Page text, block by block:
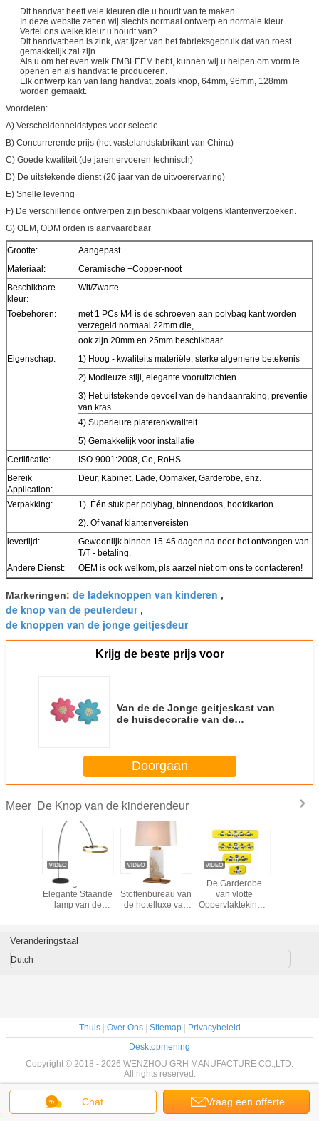
Dit handvat heeft vele kleuren die u houdt van te maken.
In deze website zetten wij slechts normaal ontwerp en normale kleur.
Vertel ons welke kleur u houdt van?
Dit handvatbeen is zink, wat ijzer van het fabrieksgebruik dat van roest
gemakkelijk zal zijn.
Als u om het even welk EMBLEEM hebt, kunnen wij u helpen om vorm te
openen en als handvat te produceren.
Elk ontwerp kan van lang handvat, zoals knop, 64mm, 96mm, 128mm
worden gemaakt.
Voordelen:
A) Verscheidenheidstypes voor selectie
B) Concurrerende prijs (het vastelandsfabrikant van China)
C) Goede kwaliteit (de jaren ervoeren technisch)
D) De uitstekende dienst (20 jaar van de uitvoerervaring)
E) Snelle levering
F) De verschillende ontwerpen zijn beschikbaar volgens klantenverzoeken.
G) OEM, ODM orden is aanvaardbaar
Grootte:
Aangepast
Materiaal:
Ceramische +Copper-noot
Beschikbare
kleur:
Wit/Zwarte
Toebehoren:
met 1 PCs M4 is de schroeven aan polybag kant worden
verzegeld normaal 22mm die,
ook zijn 20mm en 25mm beschikbaar
Eigenschap:
1) Hoog - kwaliteits materiële, sterke algemene betekenis
2) Modieuze stijl, elegante vooruitzichten
3) Het uitstekende gevoel van de handaanraking, preventie
van kras
4) Superieure platerenkwaliteit
5) Gemakkelijk voor installatie
Certificatie:
ISO-9001:2008, Ce, RoHS
Bereik
Application:
Deur, Kabinet, Lade, Opmaker, Garderobe, enz.
Verpakking:
1). Één stuk per polybag, binnendoos, hoofdkarton.
2). Of vanaf klantenvereisten
levertijd:
Gewoonlijk binnen 15-45 dagen na neer het ontvangen van
T/T - betaling.
Andere Dienst:
OEM is ook welkom, pls aarzel niet om ons te contacteren!
Markeringen: de ladeknoppen van kinderen ,
de knop van de peuterdeur,
de knoppen van de jonge geitjesdeur
Krijg de beste prijs voor
Van de de Jonge geitjeskast van
de huisdecoratie van de
Doorgaan
Meer De Knop van de kinderendeur
Energie - de
Elegante Staande
lamp van de
Slaapkamergebruik
Van het de
Stoffenbureau van
de hotelluxe van
Lichte Bed de
De Garderobe
van vlotte
Oppervlaktekinderen
Chat Vraag een offerte
Veranderingstaal
Dutch
Thuis| Over Ons| Sitemap| Privacybeleid
Desktopmening
Copyright © 2018 - 2026 WENZHOU GRH MANUFACTURE CO.,LTD.
All rights reserved.